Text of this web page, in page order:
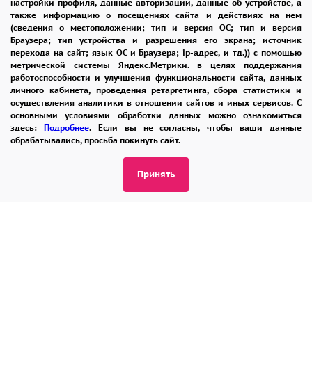
настройки профиля, данные авторизации, данные об устройстве, а
также информацию о посещениях сайта и действиях на нем
(сведения о местоположении; тип и версия ОС; тип и версия
Браузера; тип устройства и разрешения его экрана; источник
перехода на сайт; язык ОС и Браузера; ip-адрес, и тд.)) с помощью
метрической системы Яндекс.Метрики. в целях поддержания
работоспособности и улучшения функциональности сайта, данных
личного кабинета, проведения ретаргетинга, сбора статистики и
осуществления аналитики в отношении сайтов и иных сервисов. С
основными условиями обработки данных можно ознакомиться
здесь: Подробнее. Если вы не согласны, чтобы ваши данные
обрабатывались, просьба покинуть сайт.
Принять
ОТЗЫВЫ
РЕКОМЕНДАЦИИ
КОНТАКТЫ
8 965 242-37-47
ЗАКАЗАТЬ ЗВОНОК
admin@buket24delivery.ru
ул. Красная Горка д. 36А,